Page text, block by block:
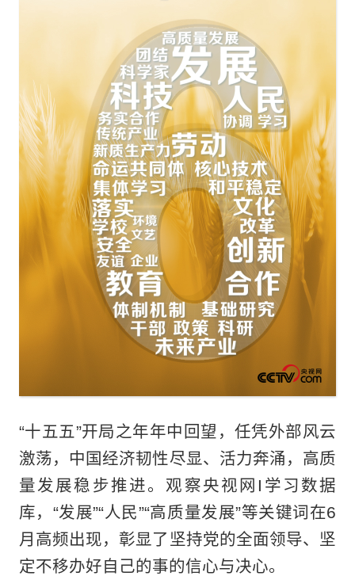
“十五五”开局之年年中回望，任凭外部风云
激荡，中国经济韧性尽显、活力奔涌，高质
量发展稳步推进。观察央视网I学习数据
库，“发展”“人民”“高质量发展”等关键词在6
月高频出现，彰显了坚持党的全面领导、坚
定不移办好自己的事的信心与决心。